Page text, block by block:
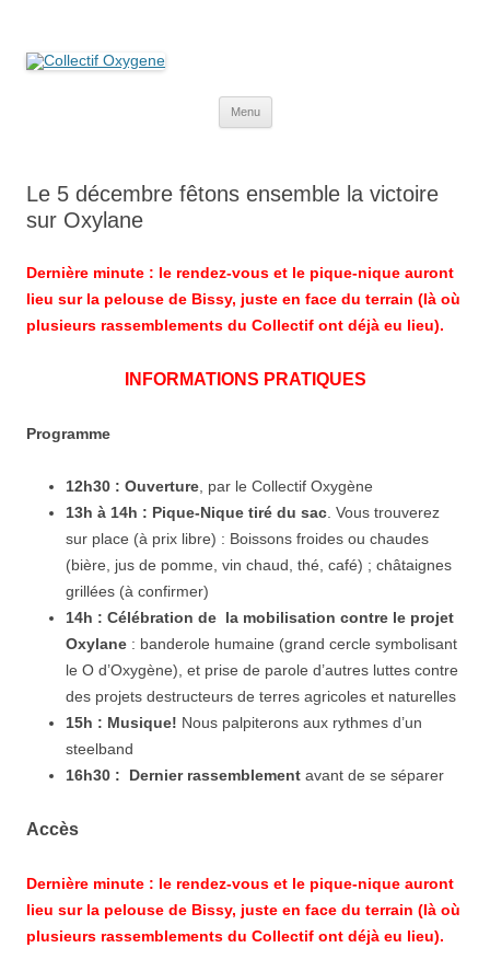
Menu
Le 5 décembre fêtons ensemble la victoire
sur Oxylane
Dernière minute : le rendez-vous et le pique-nique auront
lieu sur la pelouse de Bissy, juste en face du terrain (là où
plusieurs rassemblements du Collectif ont déjà eu lieu).
INFORMATIONS PRATIQUES
Programme
12h30 : Ouverture , par le Collectif Oxygène
13h à 14h : Pique-Nique tiré du sac . Vous trouverez
sur place (à prix libre) : Boissons froides ou chaudes
(bière, jus de pomme, vin chaud, thé, café) ; châtaignes
grillées (à confirmer)
14h : Célébration de la mobilisation contre le projet
Oxylane : banderole humaine (grand cercle symbolisant
le O d’Oxygène), et prise de parole d’autres luttes contre
des projets destructeurs de terres agricoles et naturelles
15h : Musique! Nous palpiterons aux rythmes d’un
steelband
16h30 : Dernier rassemblement avant de se séparer
Accès
Dernière minute : le rendez-vous et le pique-nique auront
lieu sur la pelouse de Bissy, juste en face du terrain (là où
plusieurs rassemblements du Collectif ont déjà eu lieu).